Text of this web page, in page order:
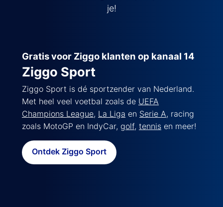
je!
Gratis voor Ziggo klanten op kanaal 14
Ziggo Sport
Ziggo Sport is dé sportzender van Nederland.
Met heel veel voetbal zoals de UEFA
Champions League, La Liga en Serie A, racing
zoals MotoGP en IndyCar, golf, tennis en meer!
Ontdek Ziggo Sport